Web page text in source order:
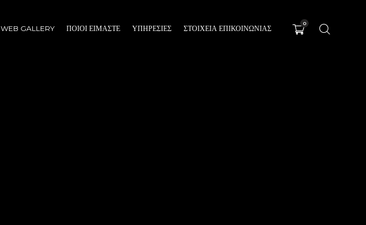
WEB GALLERY ΠΟΙΟΙ ΕΊΜΑΣΤΕ ΥΠΗΡΕΣΊΕΣ ΣΤΟΙΧΕΙΑ ΕΠΙΚΟΙΝΩΝΙΑΣ
0